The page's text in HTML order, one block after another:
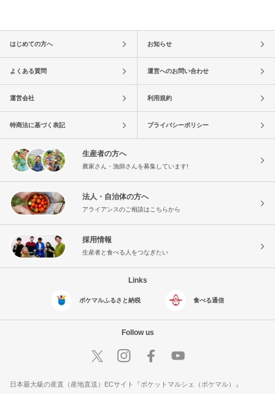
はじめての方へ お知らせ
よくある質問 運営へのお問い合わせ
運営会社 利用規約
特商法に基づく表記 プライバシーポリシー
生産者の方へ
農家さん・漁師さんを募集しています!
法人・自治体の方へ
アライアンスのご相談はこちらから
採用情報
生産者と食べる人をつなぎたい
Links
ポケマルふるさと納税 食べる通信
Follow us
日本最大級の産直（産地直送）ECサイト『ポケットマルシェ（ポケマル）』